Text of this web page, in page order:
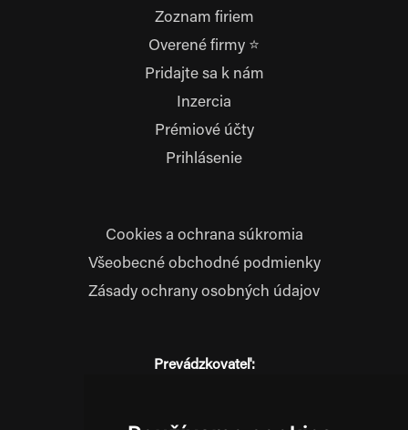
Zoznam firiem
Overené firmy ⭐
Pridajte sa k nám
Inzercia
Prémiové účty
Prihlásenie
Cookies a ochrana súkromia
Všeobecné obchodné podmienky
Zásady ochrany osobných údajov
Prevádzkovateľ:
014 01 Bytča